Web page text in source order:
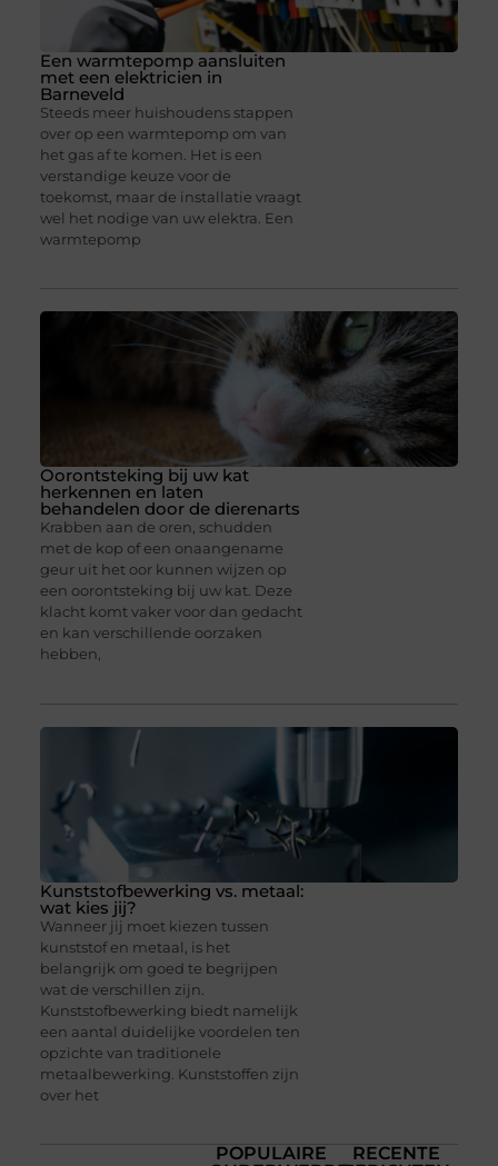
Een warmtepomp aansluiten
met een elektricien in
Barneveld
Steeds meer huishoudens stappen
over op een warmtepomp om van
het gas af te komen. Het is een
verstandige keuze voor de
toekomst, maar de installatie vraagt
wel het nodige van uw elektra. Een
warmtepomp
Oorontsteking bij uw kat
herkennen en laten
behandelen door de dierenarts
Krabben aan de oren, schudden
met de kop of een onaangename
geur uit het oor kunnen wijzen op
een oorontsteking bij uw kat. Deze
klacht komt vaker voor dan gedacht
en kan verschillende oorzaken
hebben,
Kunststofbewerking vs. metaal:
wat kies jij?
Wanneer jij moet kiezen tussen
kunststof en metaal, is het
belangrijk om goed te begrijpen
wat de verschillen zijn.
Kunststofbewerking biedt namelijk
een aantal duidelijke voordelen ten
opzichte van traditionele
metaalbewerking. Kunststoffen zijn
over het
POPULAIRE
RECENTE